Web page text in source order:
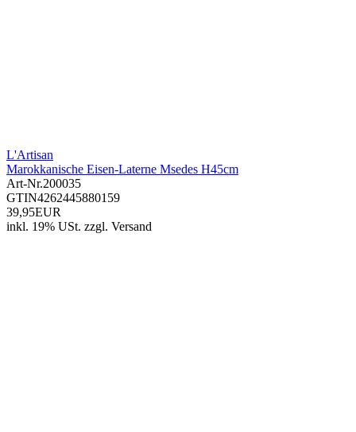
L'Artisan
Marokkanische Eisen-Laterne Msedes H45cm
Art-Nr.200035
GTIN4262445880159
39,95EUR
inkl. 19% USt. zzgl. Versand